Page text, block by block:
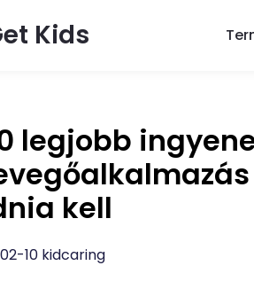
Kids
legjobb
kell
10 kidcaring